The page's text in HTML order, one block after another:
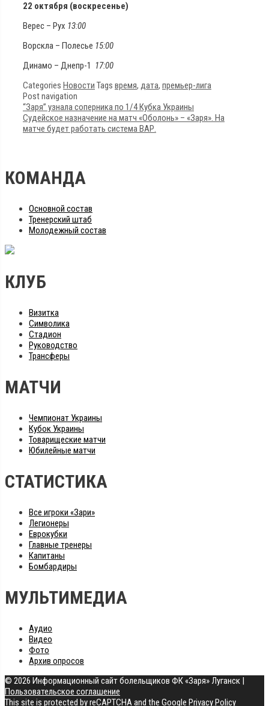
22 октября (воскресенье)
Верес – Рух 13:00
Ворскла – Полесье 15:00
Динамо – Днепр-1
17:00
Categories Новости Tags время, дата, премьер-лига
Post navigation
“Заря” узнала соперника по 1/4 Кубка Украины
Судейское назначение на матч «Оболонь» – «Заря». На
матче будет работать система ВАР.
КОМАНДА
Основной состав
Тренерский штаб
Молодежный состав
КЛУБ
Визитка
Символика
Стадион
Руководство
Трансферы
МАТЧИ
Чемпионат Украины
Кубок Украины
Товарищеские матчи
Юбилейные матчи
СТАТИСТИКА
Все игроки «Зари»
Легионеры
Еврокубки
Главные тренеры
Капитаны
Бомбардиры
МУЛЬТИМЕДИА
Аудио
Видео
Фото
Архив опросов
© 2026 Информационный сайт болельщиков ФК «Заря» Луганск |
Пользовательское соглашение
This site is protected by reCAPTCHA and the Google Privacy Policy